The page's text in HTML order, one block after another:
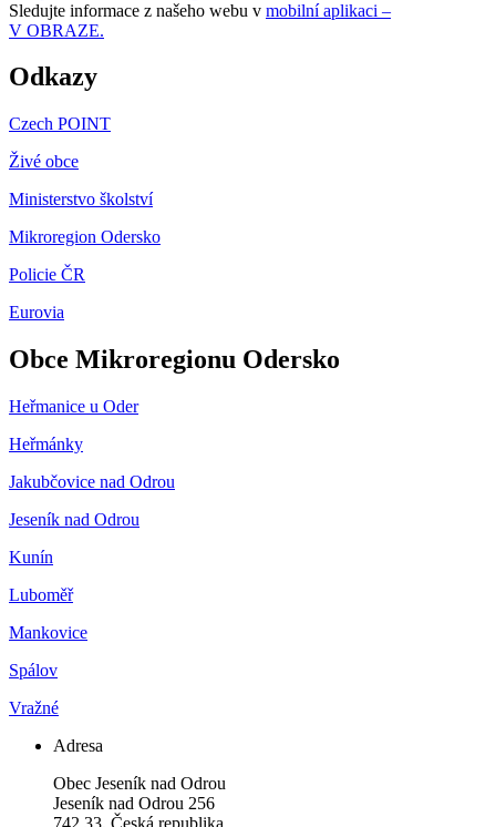
Sledujte informace z našeho webu v mobilní aplikaci –
V OBRAZE.
Odkazy
Czech POINT
Živé obce
Ministerstvo školství
Mikroregion Odersko
Policie ČR
Eurovia
Obce Mikroregionu Odersko
Heřmanice u Oder
Heřmánky
Jakubčovice nad Odrou
Jeseník nad Odrou
Kunín
Luboměř
Mankovice
Spálov
Vražné
Adresa
Obec Jeseník nad Odrou
Jeseník nad Odrou 256